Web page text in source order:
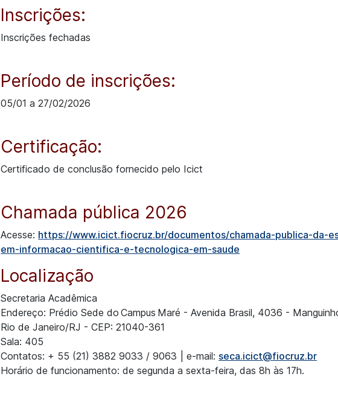
Inscrições:
Inscrições fechadas
Período de inscrições:
05/01 a27/02/2026
Certificação:
Certificado de conclusão fornecido pelo Icict
Chamada pública 2026
Acesse: https://www.icict.fiocruz.br/documentos/chamada-publica-da-
em-informacao-cientifica-e-tecnologica-em-saude
Localização
Secretaria Acadêmica
Endereço: Prédio Sede do Campus Maré - Avenida Brasil, 4036 -
Rio de Janeiro/RJ - CEP: 21040-361
Sala: 405
Contatos: + 55 (21) 3882 9033 / 9063 | e-mail: seca.icict@fiocruz.br
Horário de funcionamento: de segunda a sexta-feira, das 8h às 17h.